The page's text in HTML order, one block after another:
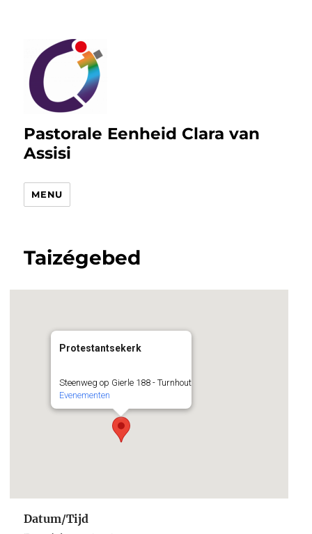
Pastorale Eenheid Clara van
Assisi
MENU
Taizégebed
Protestantsekerk
Steenweg op Gierle 188 - Turnhout
Evenementen
Datum/Tijd